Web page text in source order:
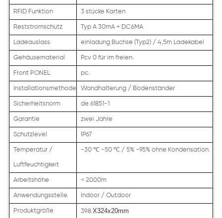
RFID Funktion 3 stücke Karten
Reststromschutz Typ A 30mA + DC6MA
Ladeauslass einladung Buchse (Typ2) / 4,5m Ladekabel
Gehäusematerial Pcv 0 für im freien.
Front PONEL pc.
Installationsmethode Wandhalterung / Bodenständer
Sicherheitsnorm de 61851-1
Garantie zwei Jahre
Schutzlevel IP67
Temperatur /
Luftfeuchtigkeit
-30 ℃ -50 ℃ / 5% -95% ohne Kondensation.
Arbeitshöhe < 2000m
Anwendungsstelle. Indoor / Outdoor
Produktgröße 398 X324x20mm